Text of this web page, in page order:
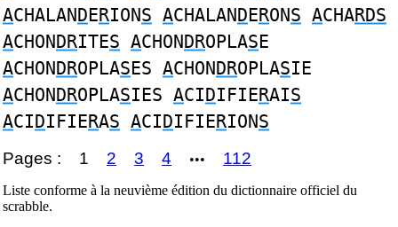
ACHALANDERIONS ACHALANDERONS ACHARDS
ACHONDRITES ACHONDROPLASE
ACHONDROPLASES ACHONDROPLASIE
ACHONDROPLASIES ACIDIFIERAIS
ACIDIFIERAS ACIDIFIERIONS
Pages : 1 2 3 4 ••• 112
Liste conforme à la neuvième édition du dictionnaire officiel du
scrabble.